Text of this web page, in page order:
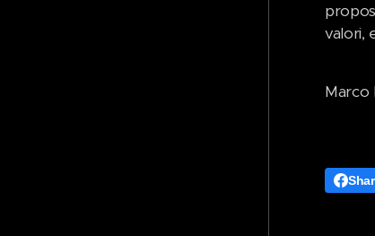
valori,
Marco